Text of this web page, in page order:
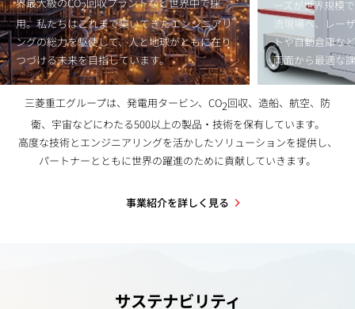
2
用。私たちはこれまで築いてきたエンジニアリ
ングの総力を駆使して、人と地球がともに在り
つづける未来を目指しています。
ーズが世界規模
流現場へ、レー
トや自動倉庫な
両面から最適な
三菱重工グループは、発電用タービン、CO2回収、造船、航空、防
衛、宇宙などにわたる500以上の製品・技術を保有しています。
高度な技術とエンジニアリングを活かしたソリューションを提供し、
パートナーとともに世界の躍進のために貢献していきます。
事業紹介を詳しく見る
サステナビリティ